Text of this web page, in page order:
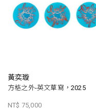
黃奕璇
方格之外-英文草寫，2025
NT$ 75,000